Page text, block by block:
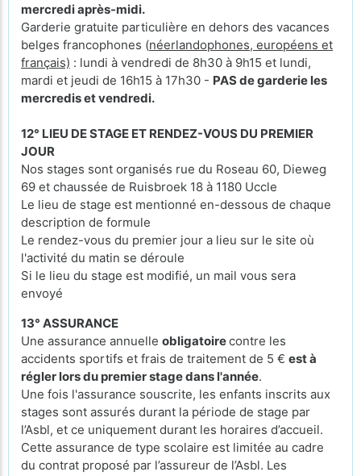
mercredi après-midi.
Garderie gratuite particulière en dehors des vacances
belges francophones (néerlandophones, européens et
français) : lundi à vendredi de 8h30 à 9h15 et lundi,
mardi et jeudi de 16h15 à 17h30 - PAS de garderie les
mercredis et vendredi.
12° LIEU DE STAGE ET RENDEZ-VOUS DU PREMIER
JOUR
Nos stages sont organisés rue du Roseau 60, Dieweg
69 et chaussée de Ruisbroek 18 à 1180 Uccle
Le lieu de stage est mentionné en-dessous de chaque
description de formule
Le rendez-vous du premier jour a lieu sur le site où
l'activité du matin se déroule
Si le lieu du stage est modifié, un mail vous sera
envoyé
13° ASSURANCE
Une assurance annuelle obligatoirecontre les
accidents sportifs et frais de traitement de 5 € est à
régler lors du premier stage dans l'année.
Une fois l'assurance souscrite, les enfants inscrits aux
stages sont assurés durant la période de stage par
l’Asbl, et ce uniquement durant les horaires d’accueil.
Cette assurance de type scolaire est limitée au cadre
du contrat proposé par l’assureur de l’Asbl. Les